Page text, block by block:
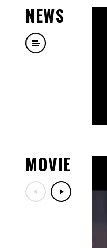
NEWS
MOVIE